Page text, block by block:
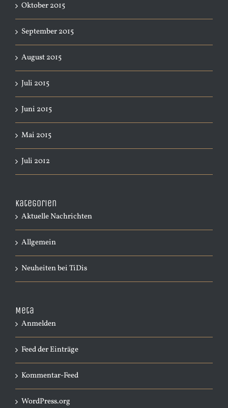
Oktober 2015
September 2015
August 2015
Juli 2015
Juni 2015
Mai 2015
Juli 2012
Kategorien
Aktuelle Nachrichten
Allgemein
Neuheiten bei TiDis
Meta
Anmelden
Feed der Einträge
Kommentar-Feed
WordPress.org